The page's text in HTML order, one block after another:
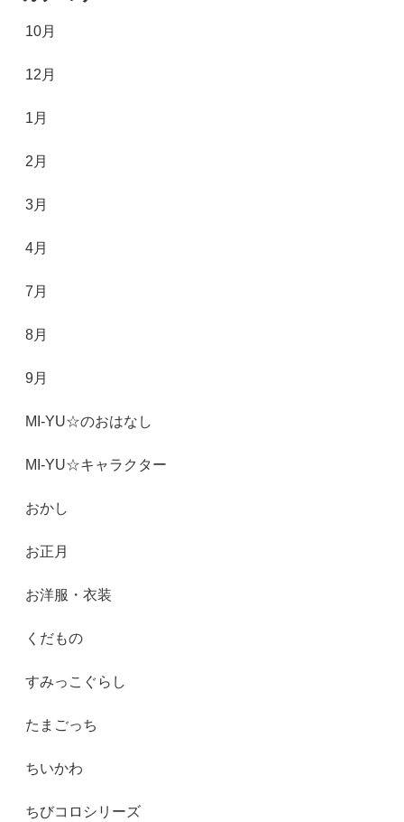
10月
12月
1月
2月
3月
4月
7月
8月
9月
MI-YU☆のおはなし
MI-YU☆キャラクター
おかし
お正月
お洋服・衣装
くだもの
すみっこぐらし
たまごっち
ちいかわ
ちびコロシリーズ